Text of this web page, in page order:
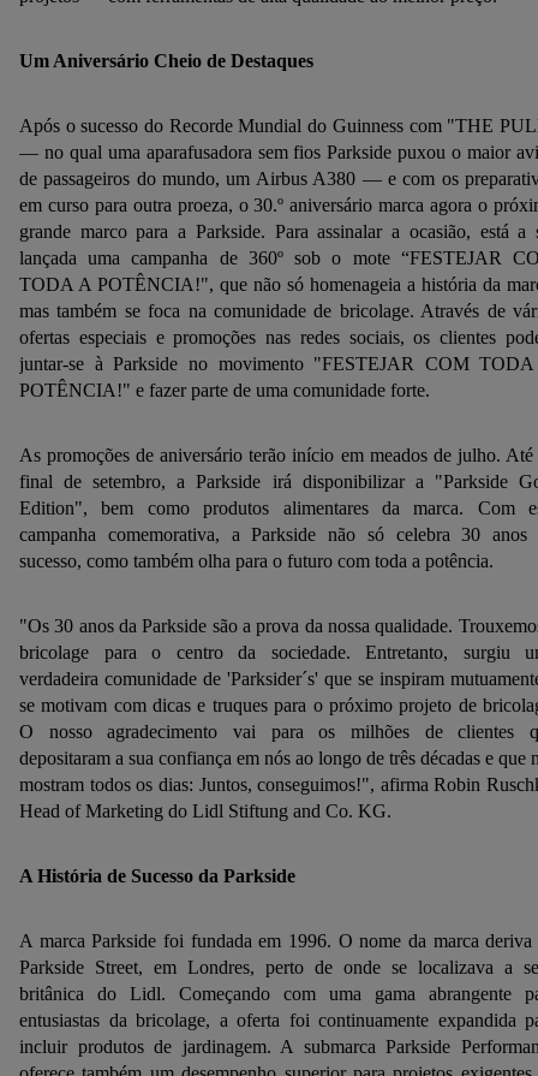
Um Aniversário Cheio de Destaques
Após o sucesso do Recorde Mundial do Guinness com "THE
— no qual uma aparafusadora sem fios Parkside puxou o maior
de passageiros do mundo, um Airbus A380 — e com os
em curso para outra proeza, o 30.º aniversário marca agora o
grande marco para a Parkside. Para assinalar a ocasião, está a
lançada uma campanha de 360º sob o mote “FESTEJAR
TODA A POTÊNCIA!", que não só homenageia a história da
mas também se foca na comunidade de bricolage. Através de
ofertas especiais e promoções nas redes sociais, os clientes
juntar-se à Parkside no movimento "FESTEJAR COM
POTÊNCIA!" e fazer parte de uma comunidade forte.
As promoções de aniversário terão início em meados de julho. Até
final de setembro, a Parkside irá disponibilizar a "Parkside
Edition", bem como produtos alimentares da marca. Com
campanha comemorativa, a Parkside não só celebra 30 anos
sucesso, como também olha para o futuro com toda a potência.
"Os 30 anos da Parkside são a prova da nossa qualidade.
bricolage para o centro da sociedade. Entretanto, surgiu
verdadeira comunidade de 'Parksider´s' que se inspiram
se motivam com dicas e truques para o próximo projeto de
O nosso agradecimento vai para os milhões de clientes
depositaram a sua confiança em nós ao longo de três décadas e que
mostram todos os dias: Juntos, conseguimos!", afirma Robin
Head of Marketing do Lidl Stiftung and Co. KG.
A História de Sucesso da Parkside
A marca Parkside foi fundada em 1996. O nome da marca deriva
Parkside Street, em Londres, perto de onde se localizava a
britânica do Lidl. Começando com uma gama abrangente
entusiastas da bricolage, a oferta foi continuamente expandida
incluir produtos de jardinagem. A submarca Parkside